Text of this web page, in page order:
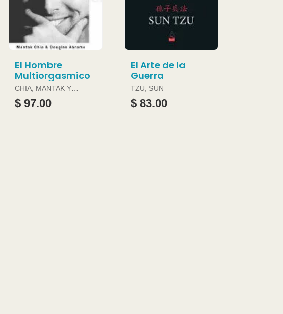
El Hombre
Multiorgasmico
CHIA, MANTAK Y
DOUGLAS ABRAMS
$ 97.00
El Arte de la
Guerra
TZU, SUN
$ 83.00